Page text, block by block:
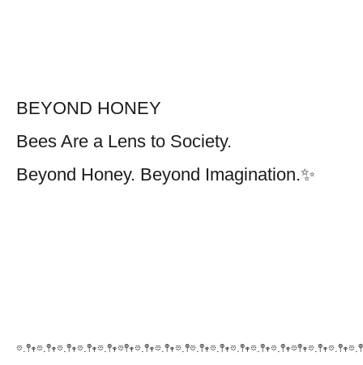
BEYOND HONEY
Bees Are a Lens to Society.
Beyond Honey. Beyond Imagination.✨
𖡼.𖤣𖥧𖡼.𖤣𖥧𖡼.𖤣𖥧𖡼.𖤣𖥧𖡼.𖤣𖥧𖡼𖤣𖥧𖡼.𖤣𖥧𖡼.𖤣𖥧𖡼.𖤣𖡼.𖤣𖥧𖡼.𖤣𖥧𖡼.𖤣𖥧𖡼.𖤣𖥧𖡼.𖤣𖥧𖡼𖤣𖥧𖡼.𖤣𖥧𖡼.𖤣𖥧𖡼.𖤣